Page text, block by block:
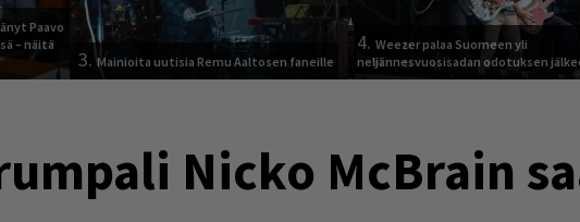
Paavo
– näitä
3.Mainioita uutisia Remu Aaltosen faneille
4. Weezer palaa Suomeen yli
neljännesvuosisadan odotuksen
Nicko McBrain